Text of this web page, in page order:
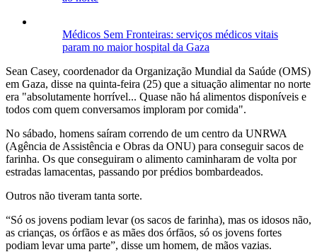
Médicos Sem Fronteiras: serviços médicos vitais
param no maior hospital da Gaza
Sean Casey, coordenador da Organização Mundial da Saúde (OMS)
em Gaza, disse na quinta-feira (25) que a situação alimentar no norte
era "absolutamente horrível... Quase não há alimentos disponíveis e
todos com quem conversamos imploram por comida".
No sábado, homens saíram correndo de um centro da UNRWA
(Agência de Assistência e Obras da ONU) para conseguir sacos de
farinha. Os que conseguiram o alimento caminharam de volta por
estradas lamacentas, passando por prédios bombardeados.
Outros não tiveram tanta sorte.
“Só os jovens podiam levar (os sacos de farinha), mas os idosos não,
as crianças, os órfãos e as mães dos órfãos, só os jovens fortes
podiam levar uma parte”, disse um homem, de mãos vazias.